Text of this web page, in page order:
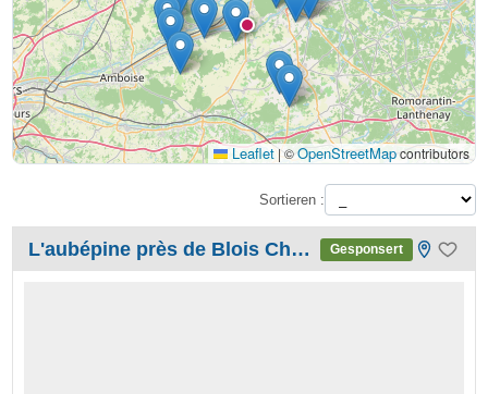
Leaflet|©OpenStreetMapcontributors
Sortieren :
L'aubépine près de Blois Chambord Gesponsert